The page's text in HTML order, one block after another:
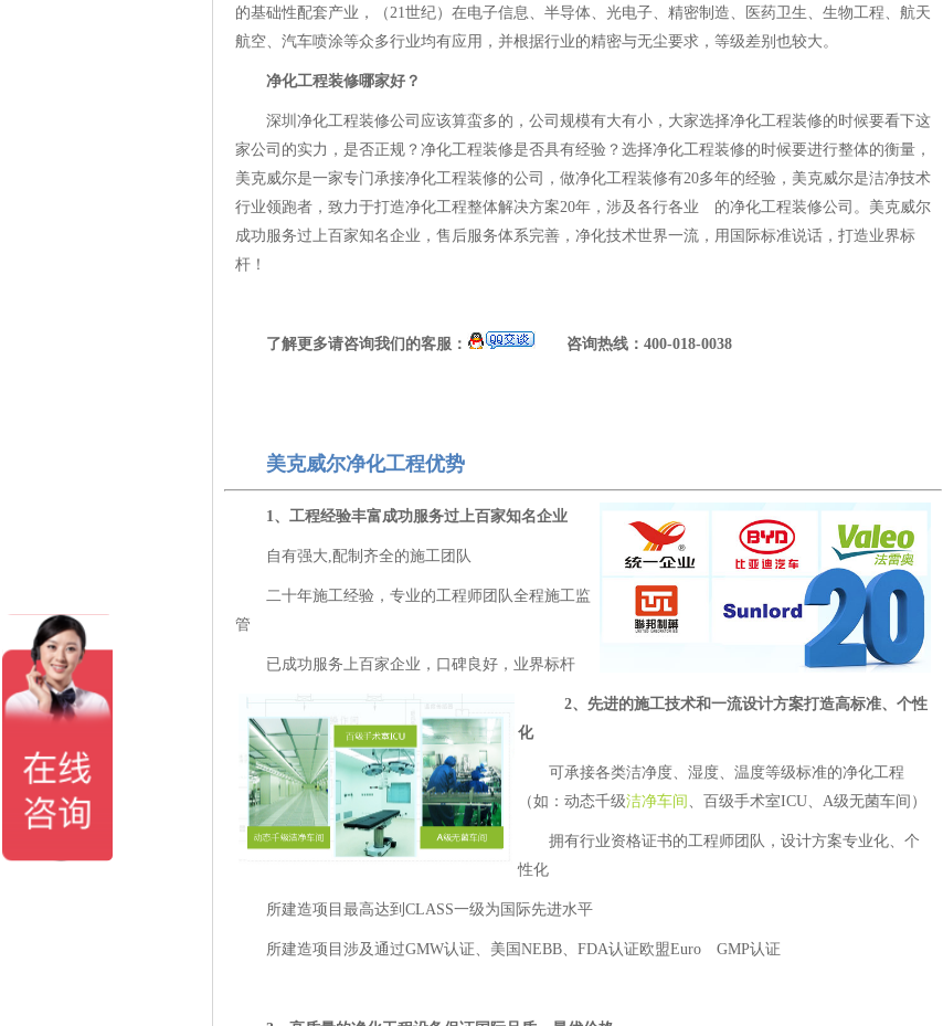
的基础性配套产业，（21世纪）在电子信息、半导体、光电子、精密制造、医药卫生、生物工程、航天
航空、汽车喷涂等众多行业均有应用，并根据行业的精密与无尘要求，等级差别也较大。
净化工程装修哪家好？
深圳净化工程装修公司应该算蛮多的，公司规模有大有小， 大家选择净化工程装修的时候要看下这
家公司的实力，是否正规？净化工程装修是否具有经验？ 选择净化工程装修的时候要进行整体的衡量，
美克威尔是一家专门承接净化工程装修的公司，做净化工程装修有20多年的经验，美克威尔是洁净技术
行业领跑者，致力于打造净化工程整体解决方案20年，涉及各行各业 的净化工程装修公司。美克威尔
成功服务过上百家知名企业，售后服务体系完善，净化技术世界一流，用国际标准说话，打造业界标
杆！
了解更多请咨询我们的客服： 咨询热线：400-018-0038
美克威尔净化工程优势
1、工程经验丰富成功服务过上百家知名企业
自有强大,配制齐全的施工团队
二十年施工经验，专业的工程师团队全程施工监
管
已成功服务上百家企业，口碑良好，业界标杆
2、 先进的施工技术和一流设计方案打造高标准、个性
化
可承接各类洁净度、湿度、温度等级标准的净化工程
（如：动态千级洁净车间 、百级手术室ICU、A级无菌车间）
拥有行业资格证书的工程师团队，设计方案专业化、个
性化
所建造项目最高达到CLASS一级为国际先进水平
所建造项目涉及通过GMW认证、美国NEBB、FDA认证欧盟Euro GMP认证